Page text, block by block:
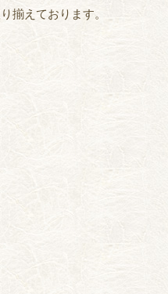
揃えております。